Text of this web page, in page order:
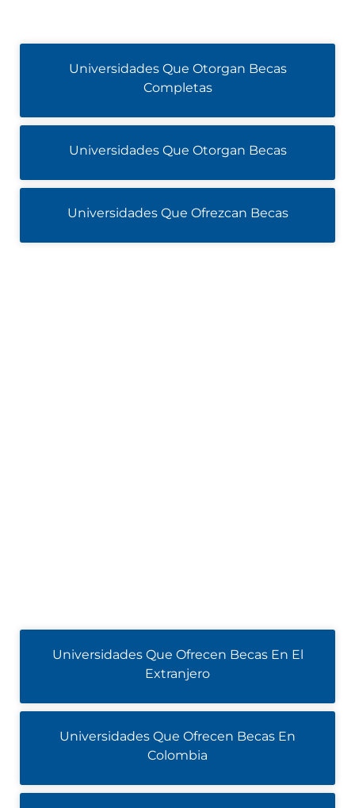
Universidades Que Otorgan Becas
Completas
Universidades Que Otorgan Becas
Universidades Que Ofrezcan Becas
Universidades Que Ofrecen Becas En El
Extranjero
Universidades Que Ofrecen Becas En
Colombia